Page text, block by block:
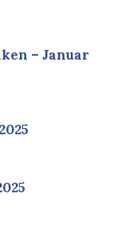
– Januar